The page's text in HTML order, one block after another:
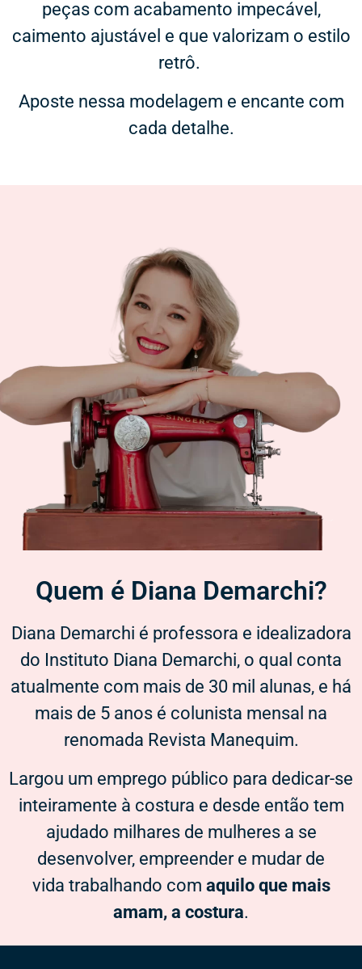
peças com acabamento impecável,
caimento ajustável e que valorizam o estilo
retrô.
Aposte nessa modelagem e encante com
cada detalhe.
Quem é Diana Demarchi?​
Diana Demarchi é professora e idealizadora
do Instituto Diana Demarchi, o qual conta
atualmente com mais de 30 mil alunas, e há
mais de 5 anos é colunista mensal na
renomada Revista Manequim.
Largou um emprego público para dedicar-se
inteiramente à costura e desde então tem
ajudado milhares de mulheres a se
desenvolver, empreender e mudar de
vida trabalhando com aquilo que mais
amam, a costura.